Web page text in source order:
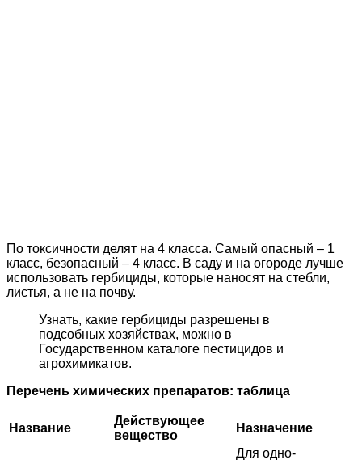
По токсичности делят на 4 класса. Самый опасный – 1
класс, безопасный – 4 класс. В саду и на огороде лучше
использовать гербициды, которые наносят на стебли,
листья, а не на почву.
Узнать, какие гербициды разрешены в
подсобных хозяйствах, можно в
Государственном каталоге пестицидов и
агрохимикатов.
Перечень химических препаратов: таблица
Название
Действующее
вещество
Назначение
Для одно-